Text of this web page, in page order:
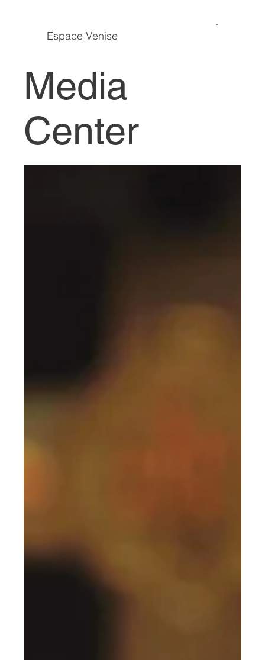
Espace Venise
Media
Center